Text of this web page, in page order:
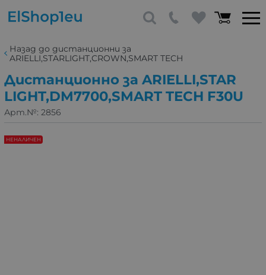
Назад до дистанционни за
ARIELLI,STARLIGHT,CROWN,SMART TECH
Дистанционно за ARIELLI,STAR
LIGHT,DM7700,SMART TECH F30U
Арт.№: 2856
НЕНАЛИЧЕН